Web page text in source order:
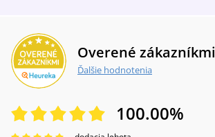
Overené zákazníkmi
Ďalšie hodnotenia
100.00%